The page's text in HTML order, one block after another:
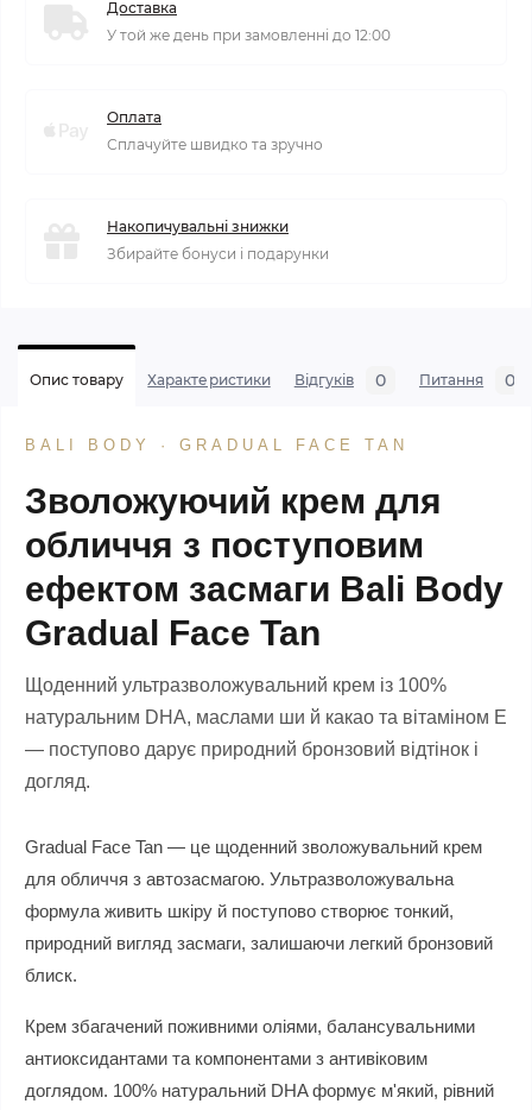
Доставка
У той же день при замовленні до 12:00
Оплата
Сплачуйте швидко та зручно
Накопичувальні знижки
Збирайте бонуси і подарунки
Опис товару Характеристики Відгуків 0 Питання 0
BALI BODY · GRADUAL FACE TAN
Зволожуючий крем для
обличчя з поступовим
ефектом засмаги Bali Body
Gradual Face Tan
Щоденний ультразволожувальний крем із 100%
натуральним DHA, маслами ши й какао та вітаміном Е
— поступово дарує природний бронзовий відтінок і
догляд.
Gradual Face Tan — це щоденний зволожувальний крем
для обличчя з автозасмагою. Ультразволожувальна
формула живить шкіру й поступово створює тонкий,
природний вигляд засмаги, залишаючи легкий бронзовий
блиск.
Крем збагачений поживними оліями, балансувальними
антиоксидантами та компонентами з антивіковим
доглядом. 100% натуральний DHA формує м'який, рівний